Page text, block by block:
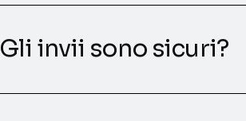
Gli invii sono sicuri?